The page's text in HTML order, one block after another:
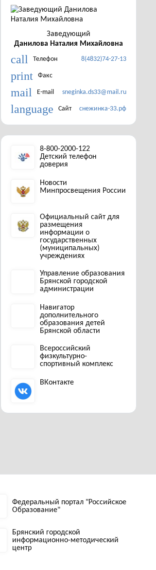
Заведующий
Данилова Наталия Михайловна
call Телефон 8(4832)74-27-13
print Факс
mail E-mail sneginka.ds33@mail.ru
language Сайт снежинка-33.рф
8-800-2000-122
Детский телефон
доверия
Новости
Минпросвещения России
Официальный сайт для
размещения
информации о
государственных
(муниципальных)
учреждениях
Управление образования
Брянской городской
администрации
Навигатор
дополнительного
образования детей
Брянской области
Всероссийский
физкультурно-
спортивный комплекс
ВКонтакте
Федеральный портал "Российское
Образование"
Брянский городской
информационно-методический
центр